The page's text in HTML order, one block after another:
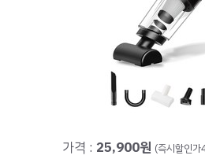
가격 : 25,900원 (즉시할인